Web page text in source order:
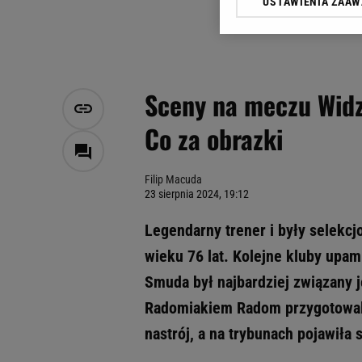
Sceny na meczu
Co za obrazki
Filip Macuda
23 sierpnia 2024, 19:12
Legendarny trener i były
wieku 76 lat. Kolejne kluby
Smuda był najbardziej
Radomiakiem Radom
nastrój, a na trybunach
Klikając „Akceptuję”
Zaufanych Partnerów i
My, nasi Zaufani
Przechowywanie